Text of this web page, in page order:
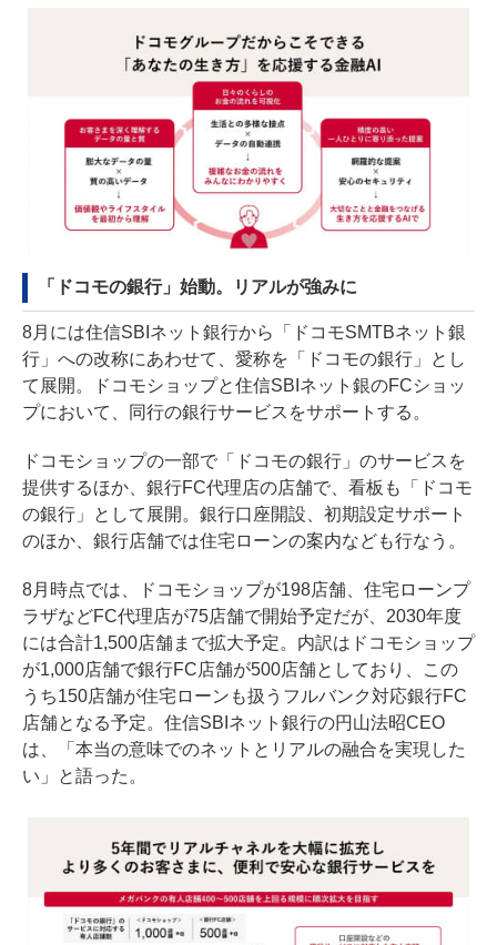
「ドコモの銀行」始動。リアルが強みに
8月には住信SBIネット銀行から「ドコモSMTBネット銀
行」への改称にあわせて、愛称を「ドコモの銀行」とし
て展開。ドコモショップと住信SBIネット銀のFCショッ
プにおいて、同行の銀行サービスをサポートする。
ドコモショップの一部で「ドコモの銀行」のサービスを
提供するほか、銀行FC代理店の店舗で、看板も「ドコモ
の銀行」として展開。銀行口座開設、初期設定サポート
のほか、銀行店舗では住宅ローンの案内なども行なう。
8月時点では、ドコモショップが198店舗、住宅ローンプ
ラザなどFC代理店が75店舗で開始予定だが、2030年度
には合計1,500店舗まで拡大予定。内訳はドコモショップ
が1,000店舗で銀行FC店舗が500店舗としており、この
うち150店舗が住宅ローンも扱うフルバンク対応銀行FC
店舗となる予定。住信SBIネット銀行の円山法昭CEO
は、「本当の意味でのネットとリアルの融合を実現した
い」と語った。